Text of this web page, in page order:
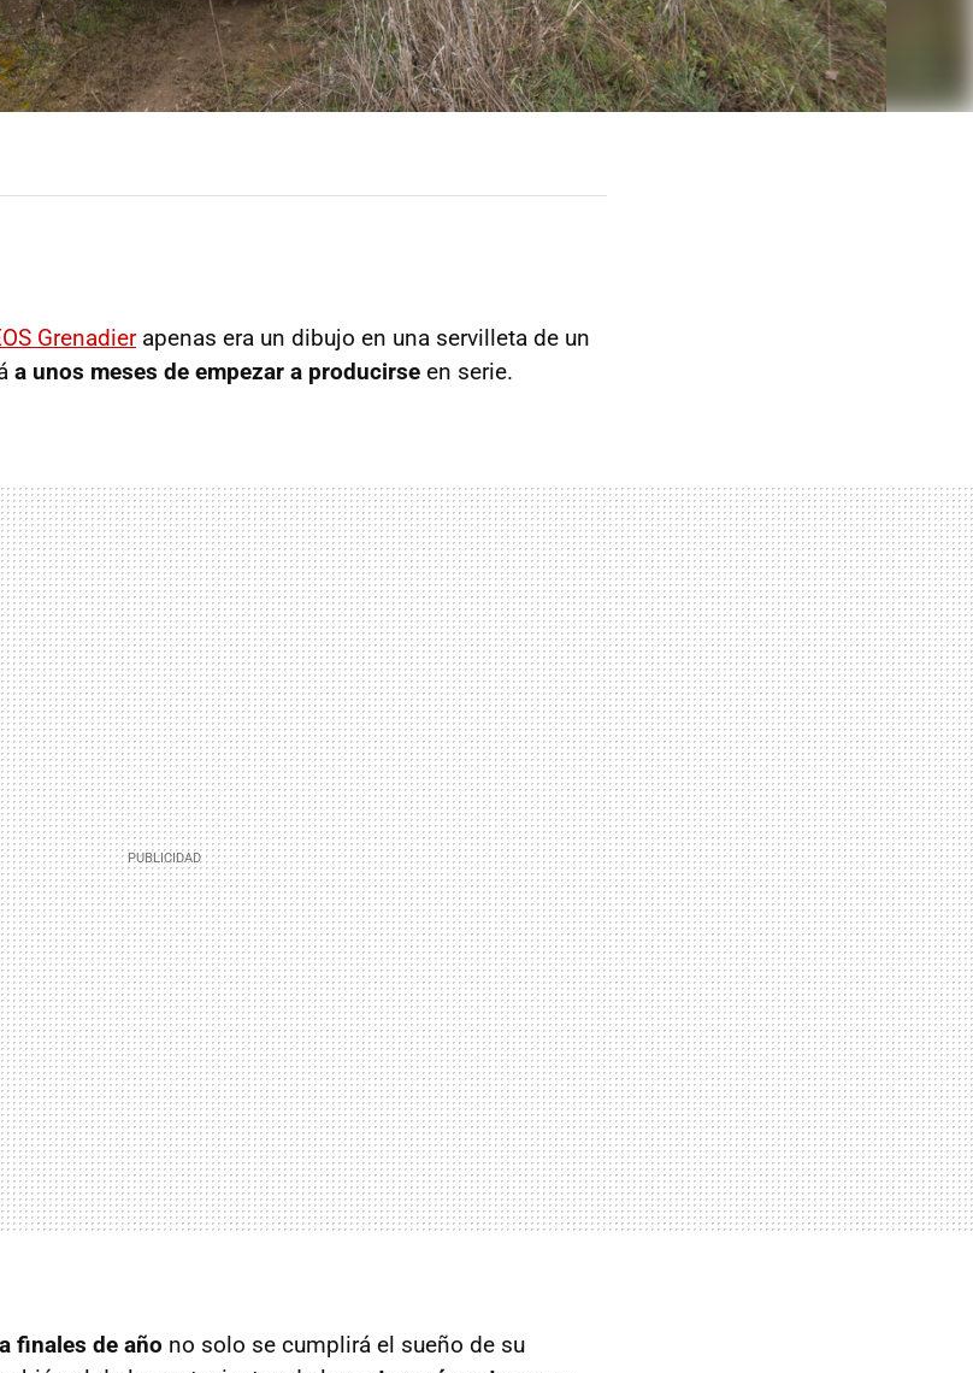
Grenadierapenas era un dibujo en una servilleta de un
a unos meses de empezar a producirse en serie.
finales de año no solo se cumplirá el sueño de su